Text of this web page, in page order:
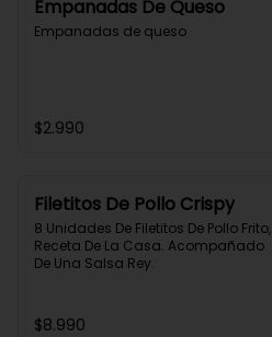
Empanadas De Queso
Empanadas de queso
$2.990
Filetitos De Pollo Crispy
8 Unidades De Filetitos De Pollo Frito,
Receta De La Casa. Acompañado
De Una Salsa Rey.
$8.990